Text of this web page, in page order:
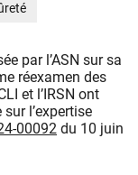
par l’ASN sur sa
réexamen des
et l’IRSN ont
l’expertise
00092 du 10 juin